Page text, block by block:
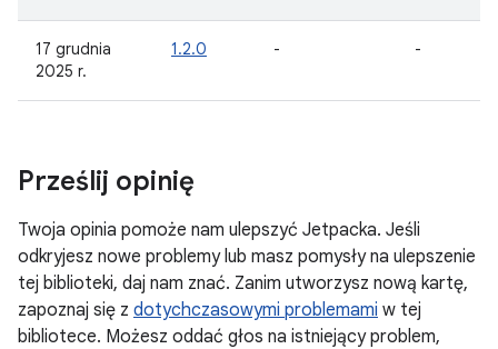
17 grudnia
2025 r.
1.2.0 - -
Prześlij opinię
Twoja opinia pomoże nam ulepszyć Jetpacka. Jeśli
odkryjesz nowe problemy lub masz pomysły na ulepszenie
tej biblioteki, daj nam znać. Zanim utworzysz nową kartę,
zapoznaj się z dotychczasowymi problemami w tej
bibliotece. Możesz oddać głos na istniejący problem,